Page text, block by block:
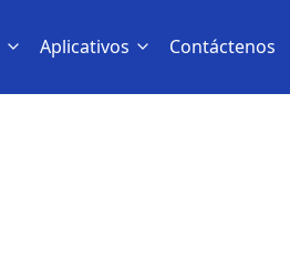
Aplicativos Contáctenos